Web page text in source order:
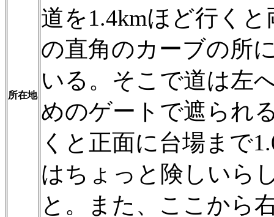
所在地
道を1.4kmほど行く
の直角のカーブの所
いる。そこで道は左
めのゲートで遮られ
くと正面に台場まで
はちょっと険しいら
と。また、ここから